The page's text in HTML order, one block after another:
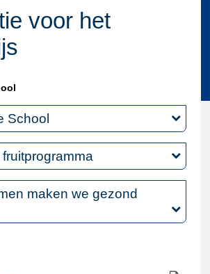
voor het
School
maken we gezond